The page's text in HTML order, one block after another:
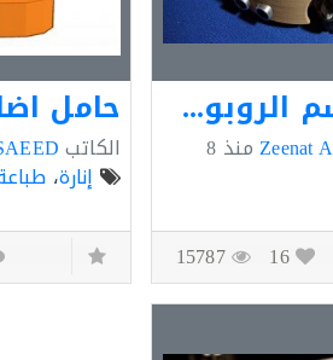
طباعة جسم الروبوت بطابعة ال3D
Zeenat منذ 8
16
15787
حامل
الكاتب
إنارة،